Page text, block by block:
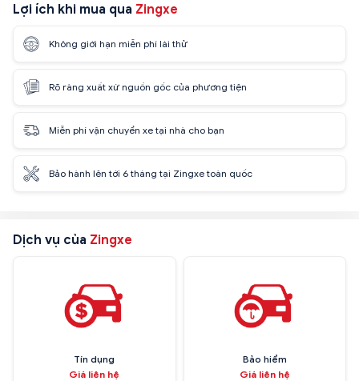
Lợi ích khi mua qua Zingxe
Không giới hạn miễn phí lái thử
Rõ ràng xuất xứ nguồn gốc của phương tiện
Miễn phí vận chuyển xe tại nhà cho bạn
Bảo hành lên tới 6 tháng tại Zingxe toàn quốc
Dịch vụ của Zingxe
Tín dụng
Giá liên hệ
Bảo hiểm
Giá liên hệ